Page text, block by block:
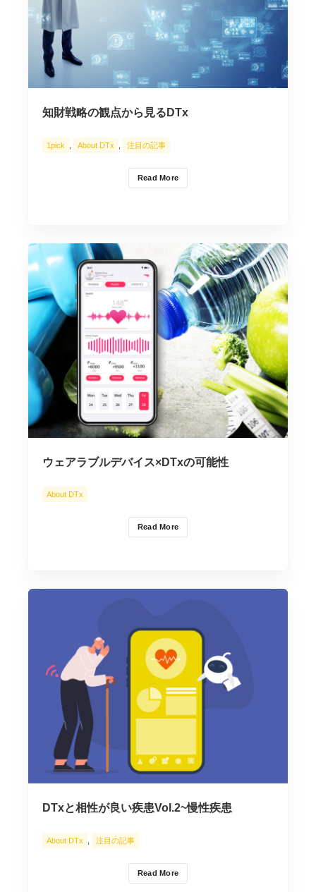
知財戦略の観点から見るDTx
Read More
1pick About DTx 注目の記事
ウェアラブルデバイス×DTxの可能性
Read More
About DTx
DTxと相性が良い疾患Vol.2~慢性疾患
Read More
About DTx 注目の記事